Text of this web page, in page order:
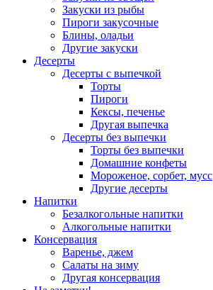
Закуски из рыбы
Пироги закусочные
Блины, оладьи
Другие закуски
Десерты
Десерты с выпечкой
Торты
Пироги
Кексы, печенье
Другая выпечка
Десерты без выпечки
Торты без выпечки
Домашние конфеты
Мороженое, сорбет, мусс
Другие десерты
Напитки
Безалкогольные напитки
Алкогольные напитки
Консервация
Варенье, джем
Салаты на зиму
Другая консервация